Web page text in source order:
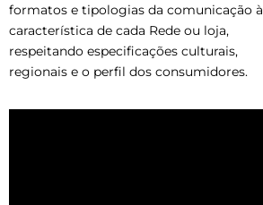
formatos e tipologias da comunicação à
característica de cada Rede ou loja,
respeitando especificações culturais,
regionais e o perfil dos consumidores.